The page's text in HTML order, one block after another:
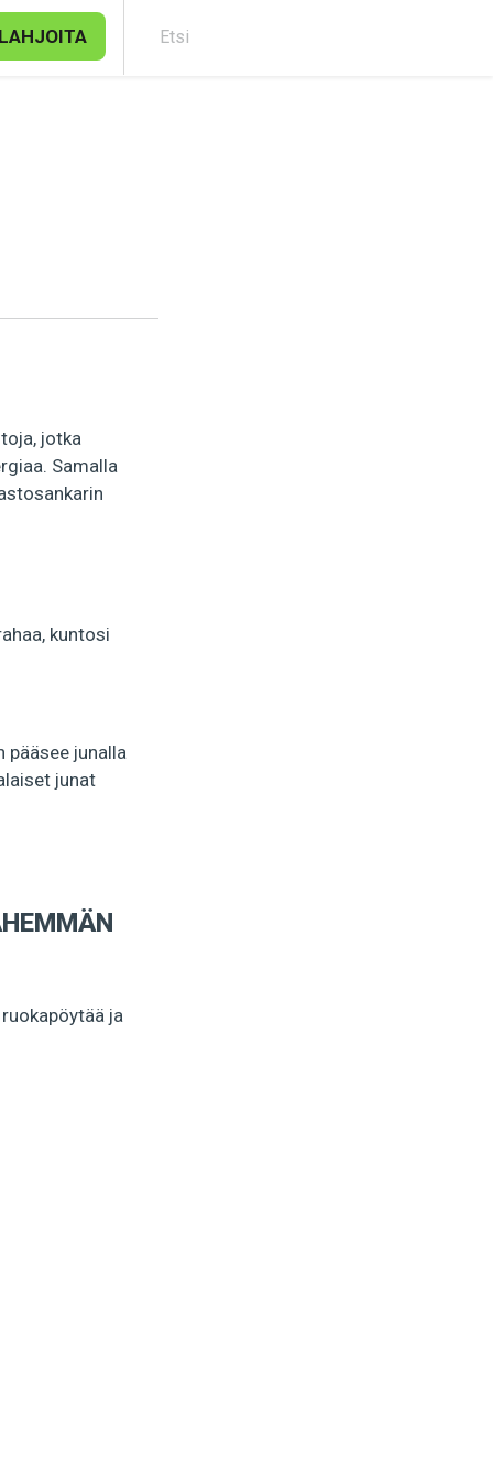
LAHJOITA
jotka
Samalla
kuntosi
pääsee junalla
junat
ja